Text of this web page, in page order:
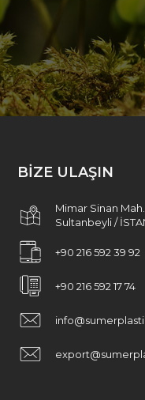
BİZE ULAŞIN
Mimar Sinan
Sultanbeyli /
+90 216 592 39 92
+90 216 592 17 74